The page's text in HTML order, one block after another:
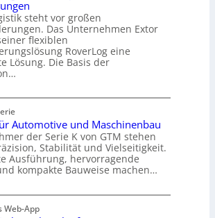
steht vor großen
Das Unternehmen Extor
flexiblen
RoverLog eine
Lösung. Die Basis der
Automotive und Maschinenbau
der Serie K von GTM stehen
Stabilität und Vielseitigkeit.
Ausführung, hervorragende
kompakte Bauweise machen…
Web-App